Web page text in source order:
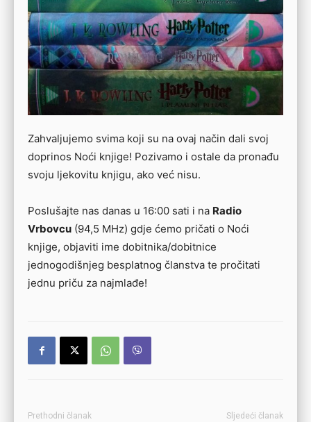
Zahvaljujemo svima koji su na ovaj način dali svoj
doprinos Noći knjige! Pozivamo i ostale da pronađu
svoju ljekovitu knjigu, ako već nisu.
Poslušajte nas danas u 16:00 sati i na Radio
Vrbovcu (94,5 MHz) gdje ćemo pričati o Noći
knjige, objaviti ime dobitnika/dobitnice
jednogodišnjeg besplatnog članstva te pročitati
jednu priču za najmlađe!
Prethodni članak Sljedeći članak